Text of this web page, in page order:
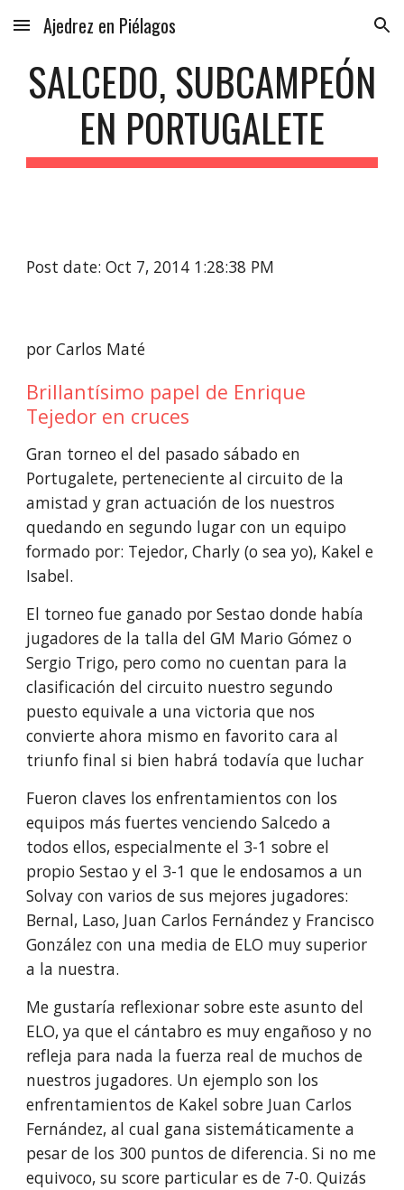
Skip to main content Skip to navigation
Ajedrez en Piélagos
SALCEDO, SUBCAMPEÓN
EN PORTUGALETE
Post date: Oct 7, 2014 1:28:38 PM
por Carlos Maté
Brillantísimo papel de Enrique
Tejedor en cruces
Gran torneo el del pasado sábado en
Portugalete, perteneciente al circuito de la
amistad y gran actuación de los nuestros
quedando en segundo lugar con un equipo
formado por: Tejedor, Charly (o sea yo), Kakel e
Isabel.
El torneo fue ganado por Sestao donde había
jugadores de la talla del GM Mario Gómez o
Sergio Trigo, pero como no cuentan para la
clasificación del circuito nuestro segundo
puesto equivale a una victoria que nos
convierte ahora mismo en favorito cara al
triunfo final si bien habrá todavía que luchar
Fueron claves los enfrentamientos con los
equipos más fuertes venciendo Salcedo a
todos ellos, especialmente el 3-1 sobre el
propio Sestao y el 3-1 que le endosamos a un
Solvay con varios de sus mejores jugadores:
Bernal, Laso, Juan Carlos Fernández y Francisco
González con una media de ELO muy superior
a la nuestra.
Me gustaría reflexionar sobre este asunto del
ELO, ya que el cántabro es muy engañoso y no
refleja para nada la fuerza real de muchos de
nuestros jugadores. Un ejemplo son los
enfrentamientos de Kakel sobre Juan Carlos
Fernández, al cual gana sistemáticamente a
pesar de los 300 puntos de diferencia. Si no me
equivoco, su score particular es de 7-0. Quizás